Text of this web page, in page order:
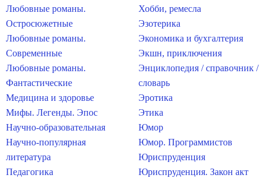
Любовные романы.
Остросюжетные
Любовные романы.
Современные
Любовные романы.
Фантастические
Медицина и здоровье
Мифы. Легенды. Эпос
Научно-образовательная
Научно-популярная
литература
Педагогика
Хобби, ремесла
Эзотерика
Экономика и бухгалтерия
Экшн, приключения
Энциклопедия / справочник /
словарь
Эротика
Этика
Юмор
Юмор. Программистов
Юриспруденция
Юриспруденция. Закон акт